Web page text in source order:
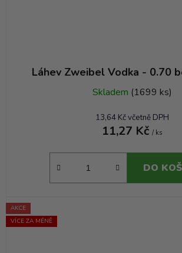
Láhev Zweibel Vodka - 0.70
Skladem (1699 ks)
13,64 Kč včetně DPH
11,27 Kč / ks
DO
AKCE
VÍCE ZA MÉNĚ